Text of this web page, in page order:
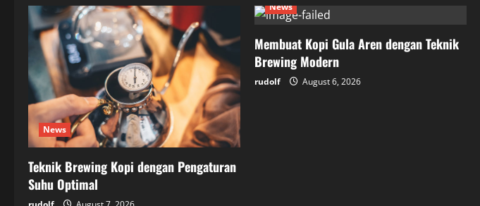
News
Teknik Brewing Kopi dengan Pengaturan
Suhu Optimal
News
Membuat Kopi Gula Aren dengan Teknik
Brewing Modern
rudolf August 6, 2026